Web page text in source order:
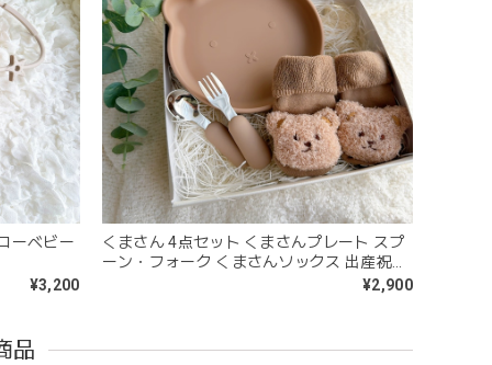
のはもちろん、掲げてみたりいろんな遊び方をして
製なので哺乳瓶と一緒に洗ったり除菌できたり常に清
とができないため衛生面は若干気になりますが、見た
ーベビー
¥3,200
くまさん 4点セット くまさんプレート スプ
ーン・フォーク くまさんソックス 出産祝い
¥2,900
品